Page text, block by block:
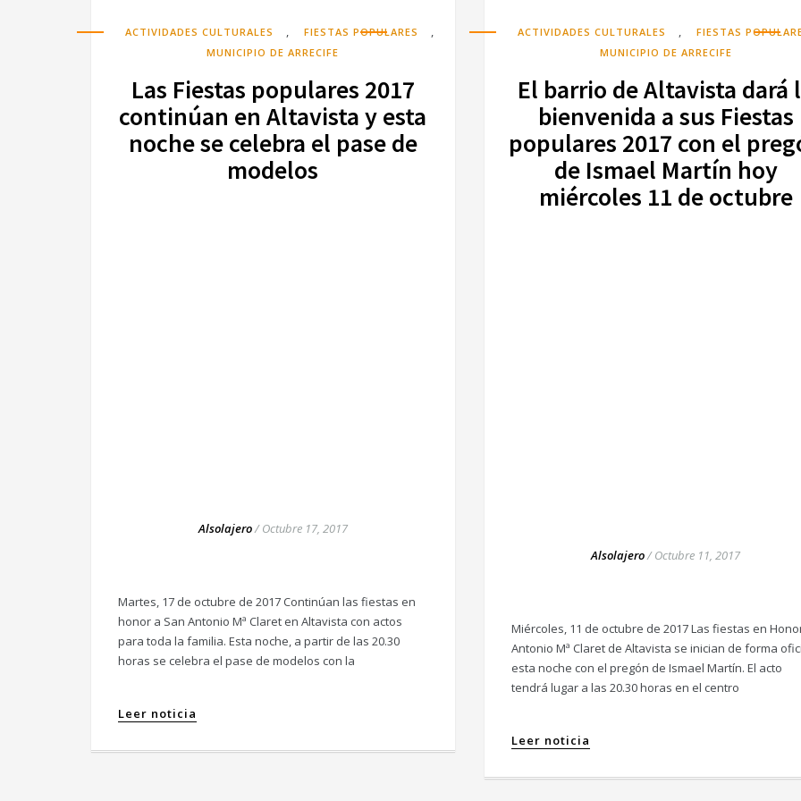
ACTIVIDADES CULTURALES , FIESTAS POPULARES ,
MUNICIPIO DE ARRECIFE
Las Fiestas populares 2017
continúan en Altavista y esta
noche se celebra el pase de
modelos
Alsolajero/Octubre 17, 2017
Martes, 17 de octubre de 2017 Continúan las fiestas en
honor a San Antonio Mª Claret en Altavista con actos
para toda la familia. Esta noche, a partir de las 20.30
horas se celebra el pase de modelos con la
Leer noticia
ACTIVIDADES CULTURALES , FIESTAS
MUNICIPIO DE ARRECIFE
El barrio de Altavista dará
bienvenida a sus Fiestas
populares 2017 con el
de Ismael Martín hoy
miércoles 11 de octubre
Alsolajero/Octubre 11, 2017
Miércoles, 11 de octubre de 2017 Las fiestas en
Antonio Mª Claret de Altavista se inician de forma
esta noche con el pregón de Ismael Martín. El acto
tendrá lugar a las 20.30 horas en el centro
Leer noticia